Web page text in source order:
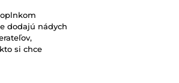
dodajú nádych
si chce